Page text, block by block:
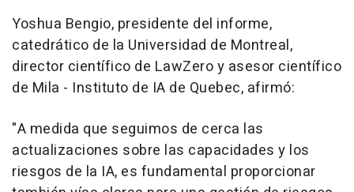
Yoshua Bengio, presidente del informe,
catedrático de la Universidad de Montreal,
director científico de LawZero y asesor científico
de Mila - Instituto de IA de Quebec, afirmó:
"A medida que seguimos de cerca las
actualizaciones sobre las capacidades y los
riesgos de la IA, es fundamental proporcionar